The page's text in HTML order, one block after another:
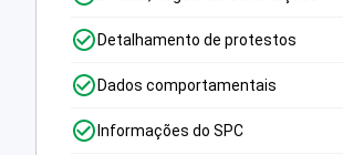
Detalhamento de protestos
Dados comportamentais
Informações do SPC